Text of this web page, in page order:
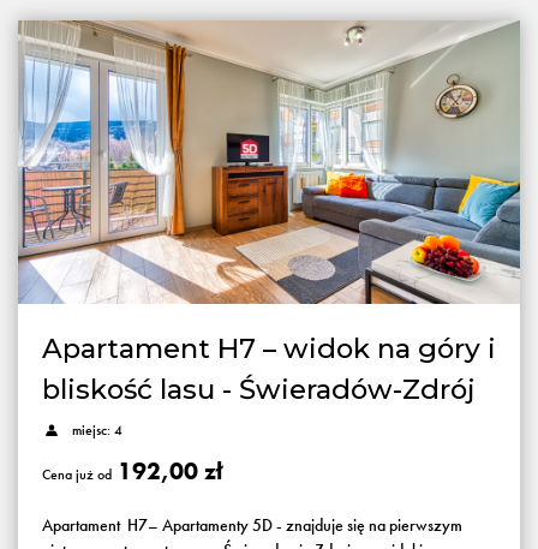
Apartament H7 – widok na góry i
bliskość lasu - Świeradów-Zdrój
miejsc: 4
Cena już od 192,00 zł
Apartament H7– Apartamenty 5D - znajduje się na pierwszym